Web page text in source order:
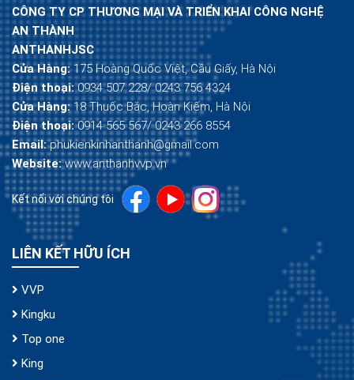
CÔNG TY CP THƯƠNG MẠI VÀ TRIỂN KHAI CÔNG NGHỆ
AN THÀNH
ANTHANHJSC
Cửa Hàng:175 Hoàng Quốc Việt, Cầu Giấy, Hà Nội
Điện thoại:0934 507 228/ 0243 756 4324
Cửa Hàng:18 Thuốc Bắc, Hoàn Kiếm, Hà Nội
Điện thoại:0914 565 567/ 0243 266 8554
Email:phukienkinhanthanh@gmail.com
Website:www.anthanhvvp.vn
Kết nối với chúng tôi
LIÊN KẾT HỮU ÍCH
VVP
Kingku
Top one
King